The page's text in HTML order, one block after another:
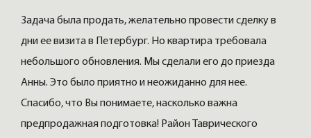
Задача была продать, желательно провести сделку в
дни ее визита в Петербург. Но квартира требовала
небольшого обновления. Мы сделали его до приезда
Анны. Это было приятно и неожиданно для нее.
Спасибо, что Вы понимаете, насколько важна
предпродажная подготовка! Район Таврического